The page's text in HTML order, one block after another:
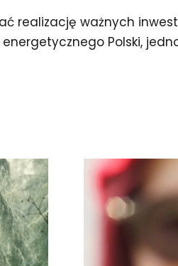
realizację ważnych
energetycznego Polski,